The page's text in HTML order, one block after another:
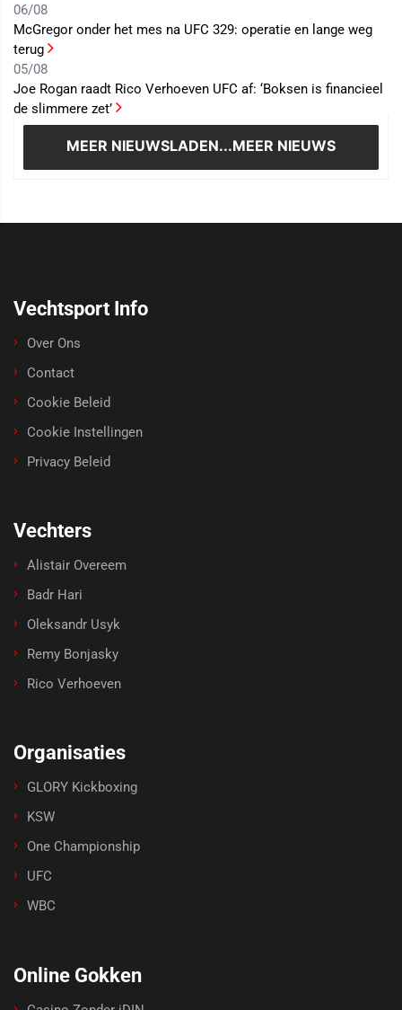
06/08
McGregor onder het mes na UFC 329: operatie en lange weg
terug
05/08
Joe Rogan raadt Rico Verhoeven UFC af: ‘Boksen is financieel
de slimmere zet’
MEER NIEUWSLADEN...MEER NIEUWS
Vechtsport Info
Over Ons
Contact
Cookie Beleid
Cookie Instellingen
Privacy Beleid
Vechters
Alistair Overeem
Badr Hari
Oleksandr Usyk
Remy Bonjasky
Rico Verhoeven
Organisaties
GLORY Kickboxing
KSW
One Championship
UFC
WBC
Online Gokken